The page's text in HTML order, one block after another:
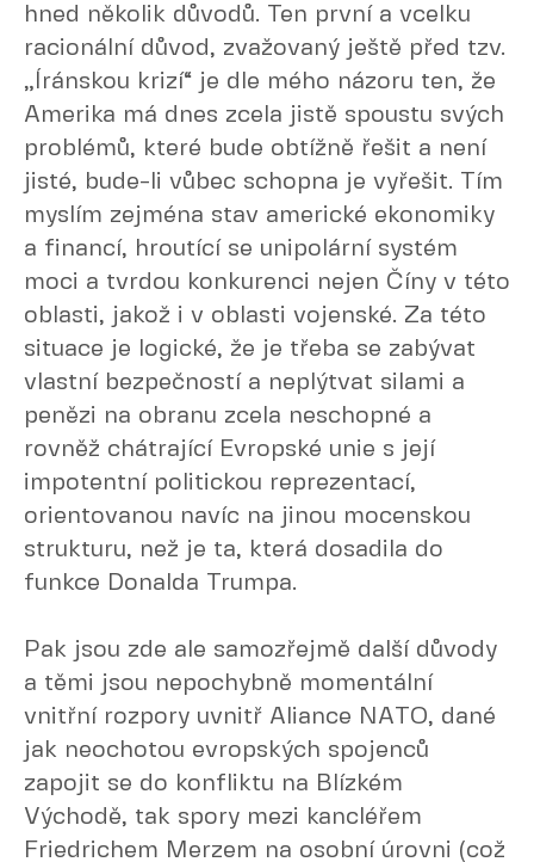
hned několik důvodů. Ten první a vcelku
racionální důvod, zvažovaný ještě před tzv.
„Íránskou krizí“ je dle mého názoru ten, že
Amerika má dnes zcela jistě spoustu svých
problémů, které bude obtížně řešit a není
jisté, bude-li vůbec schopna je vyřešit. Tím
myslím zejména stav americké ekonomiky
a financí, hroutící se unipolární systém
moci a tvrdou konkurenci nejen Číny v této
oblasti, jakož i v oblasti vojenské. Za této
situace je logické, že je třeba se zabývat
vlastní bezpečností a neplýtvat silami a
penězi na obranu zcela neschopné a
rovněž chátrající Evropské unie s její
impotentní politickou reprezentací,
orientovanou navíc na jinou mocenskou
strukturu, než je ta, která dosadila do
funkce Donalda Trumpa.
Pak jsou zde ale samozřejmě další důvody
a těmi jsou nepochybně momentální
vnitřní rozpory uvnitř Aliance NATO, dané
jak neochotou evropských spojenců
zapojit se do konfliktu na Blízkém
Východě, tak spory mezi kancléřem
Friedrichem Merzem na osobní úrovni (což